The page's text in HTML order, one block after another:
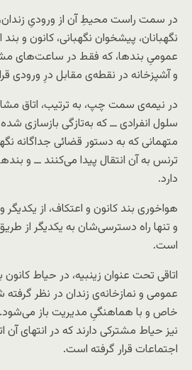
در سمت راست محیطِ آن از ورودیِ زندان،
نگهبانان، پیشخوان نگهبانی، کانون و
عمومیِ بندها، که فقط در ساعت‌های
و آشپزخانه در نقطه‌ی مقابل درِ ورودی
در نیمه‌ی سمت چپ، به ترتیب، اتاق
سلول انفرادی ــ که به‌تازگی بازسازی
متهمانی که به دستور قضائی جداگانه
ترنس به آن انتقال پیدا می‌کنند ــ و
دارد.
هواخوری بند کانون و اعتکاف، از
و تنها راه دسترسی‌شان به یکدیگر از
است.
اتاقی تحت عنوان زینبیه، در حیاط کانون
عمومی و نمازخانه‌ی زندان در نظر
خاص و با هماهنگیِ مدیریت باز
نیز حیاط مشترکی دارند که در انتهای آن
اجتماعات قرار گرفته است.